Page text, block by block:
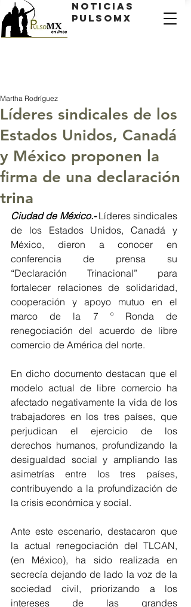
Noticias
PulsoMX
Líderes sindicales de los
Estados Unidos, Canadá
y México proponen la
firma de una declaración
trina
Martha Rodríguez
Ciudad de México.- Líderes sindicales
de los Estados Unidos, Canadá y
México, dieron a conocer en
conferencia de prensa su
“Declaración Trinacional” para
fortalecer relaciones de solidaridad,
cooperación y apoyo mutuo en el
marco de la 7 º Ronda de
renegociación del acuerdo de libre
comercio de América del norte.
En dicho documento destacan que el
modelo actual de libre comercio ha
afectado negativamente la vida de los
trabajadores en los tres países, que
perjudican el ejercicio de los
derechos humanos, profundizando la
desigualdad social y ampliando las
asimetrías entre los tres países,
contribuyendo a la profundización de
la crisis económica y social.
Ante este escenario, destacaron que
la actual renegociación del TLCAN,
(en México), ha sido realizada en
secrecía dejando de lado la voz de la
sociedad civil, priorizando a los
intereses de las grandes